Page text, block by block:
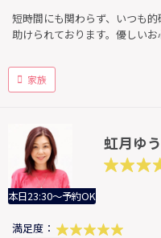
短時間にも関わらず、いつも
助けられております。優しいお
家族
本日23:30～予約OK
虹月ゆう
満足度：